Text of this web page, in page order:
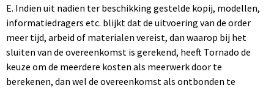
E. Indien uit nadien ter beschikking gestelde kopij, modellen,
informatiedragers etc. blijkt dat de uitvoering van de order
meer tijd, arbeid of materialen vereist, dan waarop bij het
sluiten van de overeenkomst is gerekend, heeft Tornado de
keuze om de meerdere kosten als meerwerk door te
berekenen, dan wel de overeenkomst als ontbonden te